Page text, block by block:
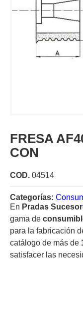
FRESA
CON
COD. 04514
Categorías:
En Pradas
gama de
para la fabricación
catálogo de más de
satisfacer las